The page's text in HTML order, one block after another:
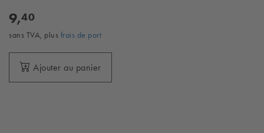
9,40
sans TVA, plus frais de port
Ajouter au panier